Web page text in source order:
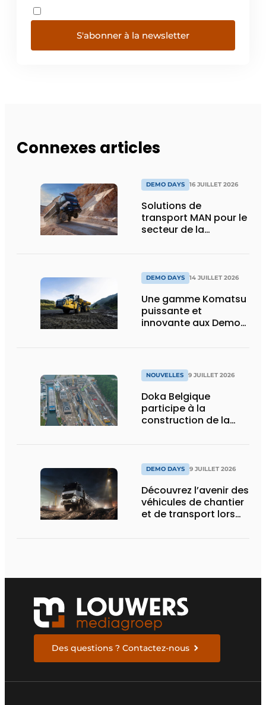
S'abonner à la newsletter
Connexes articles
DEMO DAYS 16 JUILLET 2026
Solutions de
transport MAN pour le
secteur de la
DEMO DAYS 14 JUILLET 2026
Une gamme Komatsu
puissante et
innovante aux Demo
NOUVELLES 9 JUILLET 2026
Doka Belgique
participe à la
construction de la
DEMO DAYS 9 JUILLET 2026
Découvrez l’avenir des
véhicules de chantier
et de transport lors
Des questions ? Contactez-nous